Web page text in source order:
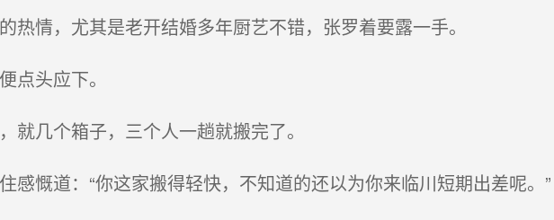
情，尤其是老开结婚多年厨艺不错，张罗着要露一手。
头应下。
几个箱子，三个人一趟就搬完了。
慨道：“你这家搬得轻快，不知道的还以为你来临川短期出差呢。”